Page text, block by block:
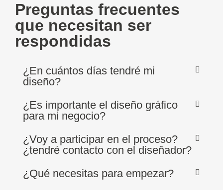
Preguntas frecuentes
que necesitan ser
respondidas
¿En cuántos días tendré mi
diseño?
¿Es importante el diseño gráfico
para mi negocio?
¿Voy a participar en el proceso?
¿tendré contacto con el diseñador?
¿Qué necesitas para empezar?